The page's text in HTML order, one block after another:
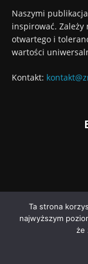
Naszymi
inspirować. Zależy
otwartego i
wartości
Kontakt:
© Wydawnictwo
Ta strona
najwyższym
że